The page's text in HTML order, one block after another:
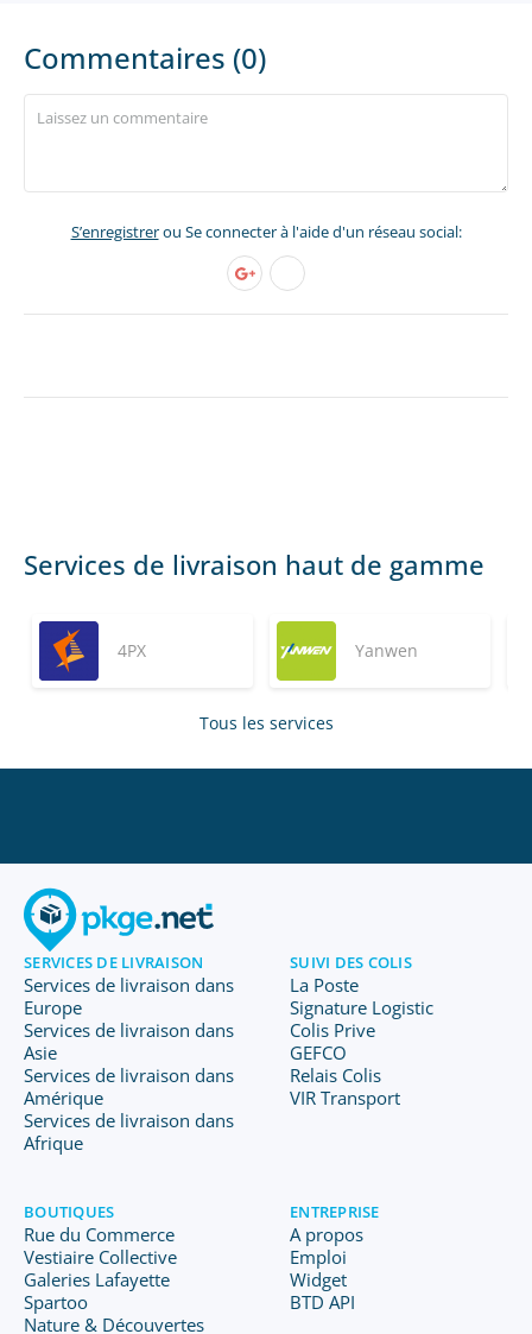
Commentaires (0)
S’enregistrerou Se connecter à l'aide d'un réseau social:
Services de livraison haut de gamme
4PX Yanwen
Tous les services
SERVICES DE LIVRAISON
Services de livraison dans
Europe
Services de livraison dans
Asie
Services de livraison dans
Amérique
Services de livraison dans
Afrique
SUIVI DES COLIS
La Poste
Signature Logistic
Colis Prive
GEFCO
Relais Colis
VIR Transport
BOUTIQUES
Rue du Commerce
Vestiaire Collective
Galeries Lafayette
Spartoo
Nature & Découvertes
ENTREPRISE
A propos
Emploi
Widget
BTD API